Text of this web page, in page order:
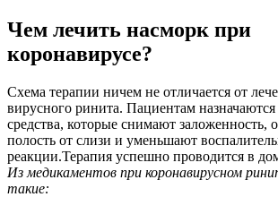
Чем лечить насморк при
коронавирусе?
Схема терапии ничем не отличается от
вирусного ринита. Пациентам
средства, которые снимают
полость от слизи и уменьшают
реакции.Терапия успешно проводится в
Из медикаментов при коронавирусном
такие: